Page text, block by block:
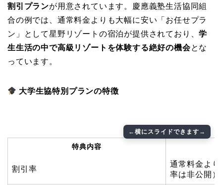
割引プランが用意されています。慶應義塾生活協同組
合の例では、通常料金よりも大幅に安い「お任せプラ
ン」として星野リゾートの宿泊が提供されており、学
生生活の中で高級リゾートを体験する絶好の機会とな
っています。
大学生協特別プランの特徴
特典内容
割引率
通常料金よ
率は非公開）